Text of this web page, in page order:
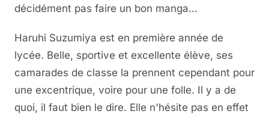
décidément pas faire un bon manga…
Haruhi Suzumiya est en première année de
lycée. Belle, sportive et excellente élève, ses
camarades de classe la prennent cependant pour
une excentrique, voire pour une folle. Il y a de
quoi, il faut bien le dire. Elle n'hésite pas en effet